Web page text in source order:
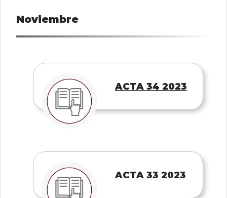
Noviembre
ACTA 34 2023
ACTA 33 2023